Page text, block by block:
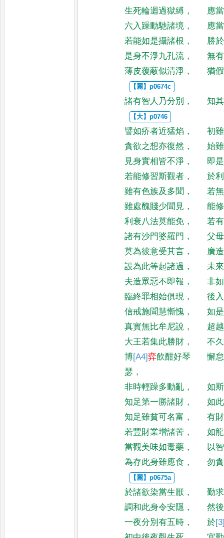
生死輪迴過獄縛 ，
應
六入躁動馳諸境 ，
應
若能如是攝諸根 ，
勝
是身不淨九孔流 ，
無
薄皮覆蔽似清淨 ， 猶
諸有智人乃分別 ， 知
譬如疥者近猛焰 ，
初
貪欲之想亦復然 ，
始
見身實相皆不淨 ，
即
若能修習斯觀者 ，
於
雖有色族及多聞 ，
若
雖處醜賤少聞見 ，
能
利衰八法莫能免 ，
若
諸有沙門婆羅門 ，
父
莫為彼意受其言 ，
廣
設為此等起諸過 ，
未
夫造眾惡不即報 ，
非
臨終罪相始俱現 ，
後
信戒施聞慧慚愧 ，
如
真實無比牟尼說 ，
超
大王若集此勝財 ，
不
博[A4]弈飲酣好琴
瑟 ，
懈
非時輕躁多動亂 ，
如
知足第一勝諸財 ，
如
知足雖貧可名富 ，
有
若豐財業增諸苦 ，
如
當觀美味如毒藥 ，
以
為存此身雖應食 ， 勿
於諸欲染當生厭 ，
勤
調和此身令安隱 ，
然
一夜分別有五時 ， 於